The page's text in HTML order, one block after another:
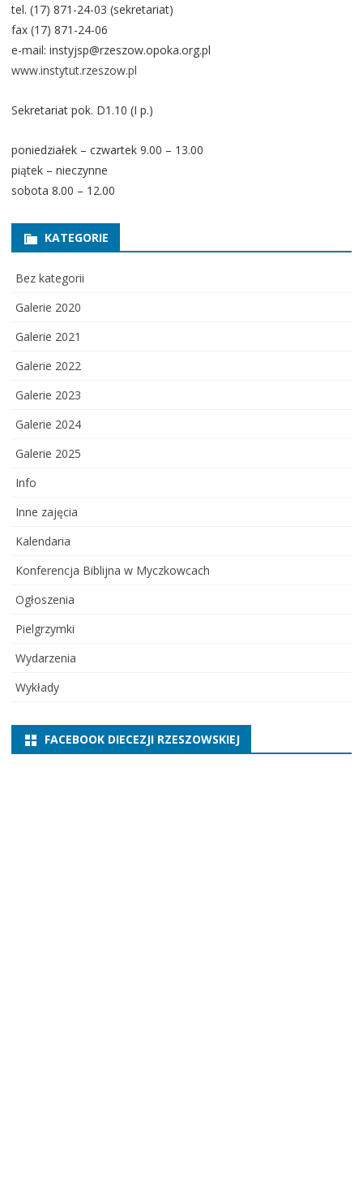
tel. (17) 871-24-03 (sekretariat)
fax (17) 871-24-06
e-mail: instyjsp@rzeszow.opoka.org.pl
www.instytut.rzeszow.pl
Sekretariat pok. D1.10 (I p.)
poniedziałek – czwartek 9.00 – 13.00
piątek – nieczynne
sobota 8.00 – 12.00
KATEGORIE
Bez kategorii
Galerie 2020
Galerie 2021
Galerie 2022
Galerie 2023
Galerie 2024
Galerie 2025
Info
Inne zajęcia
Kalendaria
Konferencja Biblijna w Myczkowcach
Ogłoszenia
Pielgrzymki
Wydarzenia
Wykłady
FACEBOOK DIECEZJI RZESZOWSKIEJ